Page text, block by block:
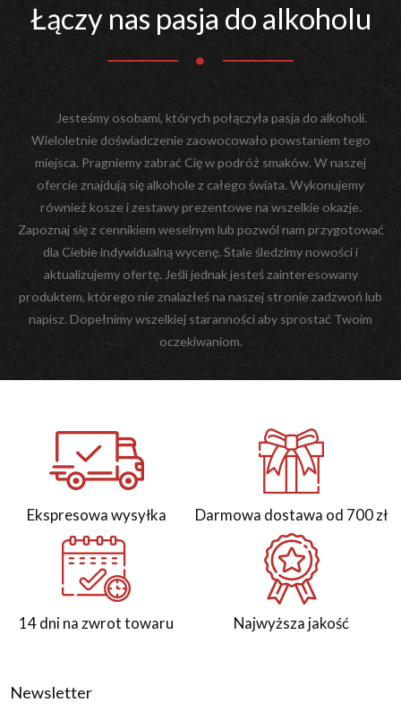
Łączy nas pasja do alkoholu
Jesteśmy osobami, których połączyła pasja do alkoholi.
Wieloletnie doświadczenie zaowocowało powstaniem tego
miejsca. Pragniemy zabrać Cię w podróż smaków. W naszej
ofercie znajdują się alkohole z całego świata. Wykonujemy
również kosze i zestawy prezentowe na wszelkie okazje.
Zapoznaj się z cennikiem weselnym lub pozwól nam przygotować
dla Ciebie indywidualną wycenę. Stale śledzimy nowości i
aktualizujemy ofertę. Jeśli jednak jesteś zainteresowany
produktem, którego nie znalazłeś na naszej stronie zadzwoń lub
napisz. Dopełnimy wszelkiej staranności aby sprostać Twoim
oczekiwaniom.
Ekspresowa wysyłka Darmowa dostawa od 700 zł
14 dni na zwrot towaru Najwyższa jakość
Newsletter